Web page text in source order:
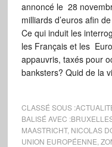
annoncé le 28
milliards d’euros afin
Ce qui induit les
les Français et les
appauvris, taxés pour
banksters? Quid de la
CLASSÉ SOUS :
BALISÉ AVEC :
MAASTRICHT, NICOLAS
UNION EUROPÉENNE